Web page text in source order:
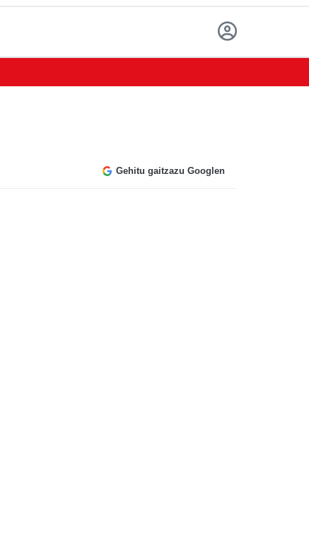
Gehitu gaitzazu Googlen